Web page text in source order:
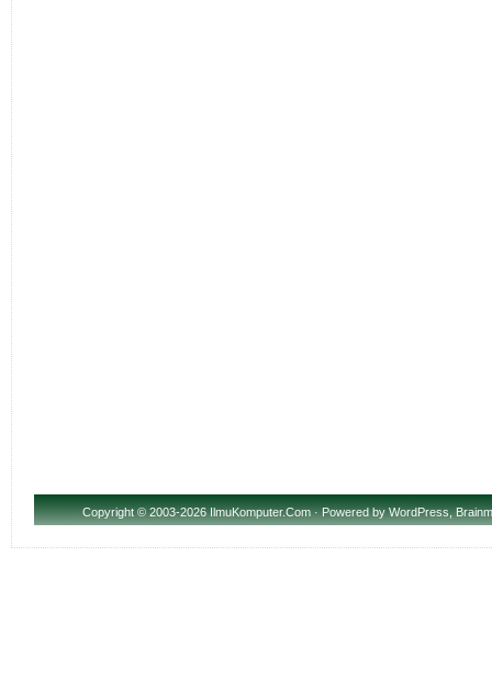
Copyright© 2003-2026 IlmuKomputer.Com · Powered byWordPress,